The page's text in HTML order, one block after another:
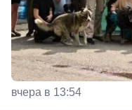
вчера в 13:54